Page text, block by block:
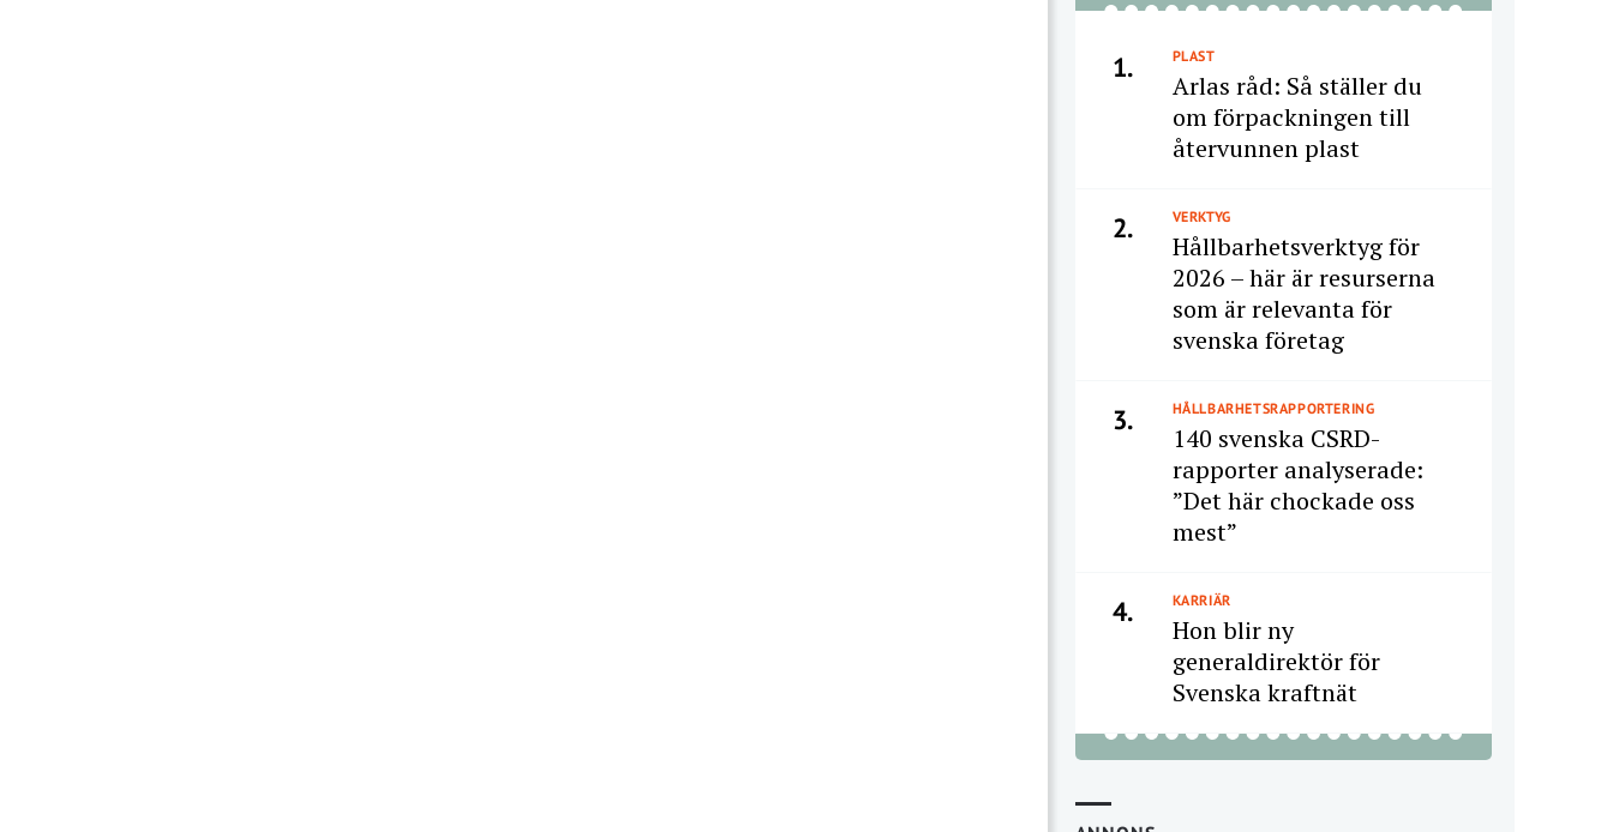
1. PLAST
Arlas råd: Så ställer du
om förpackningen till
återvunnen plast
2. VERKTYG
Hållbarhetsverktyg för
2026 – här är resurserna
som är relevanta för
svenska företag
3. HÅLLBARHETSRAPPORTERING
140 svenska CSRD-
rapporter analyserade:
”Det här chockade oss
mest”
4. KARRIÄR
Hon blir ny
generaldirektör för
Svenska kraftnät